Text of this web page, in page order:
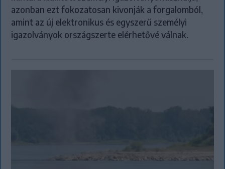
azonban ezt fokozatosan kivonják a forgalomból,
amint az új elektronikus és egyszerű személyi
igazolványok országszerte elérhetővé válnak.